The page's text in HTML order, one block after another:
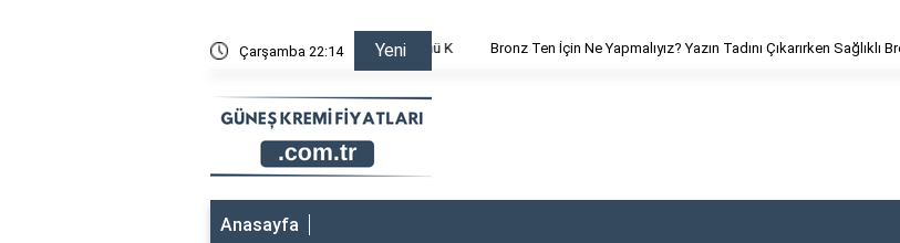
Çarşamba 22:14 Yeni
Kremi Yağlı mı? Cilt Tipinize En Uygun Bioderma Ürününü K Bronz Ten İçin Ne Yapmalıyız? Yazın Tadını Çıkarırken Sağlıklı
Anasayfa